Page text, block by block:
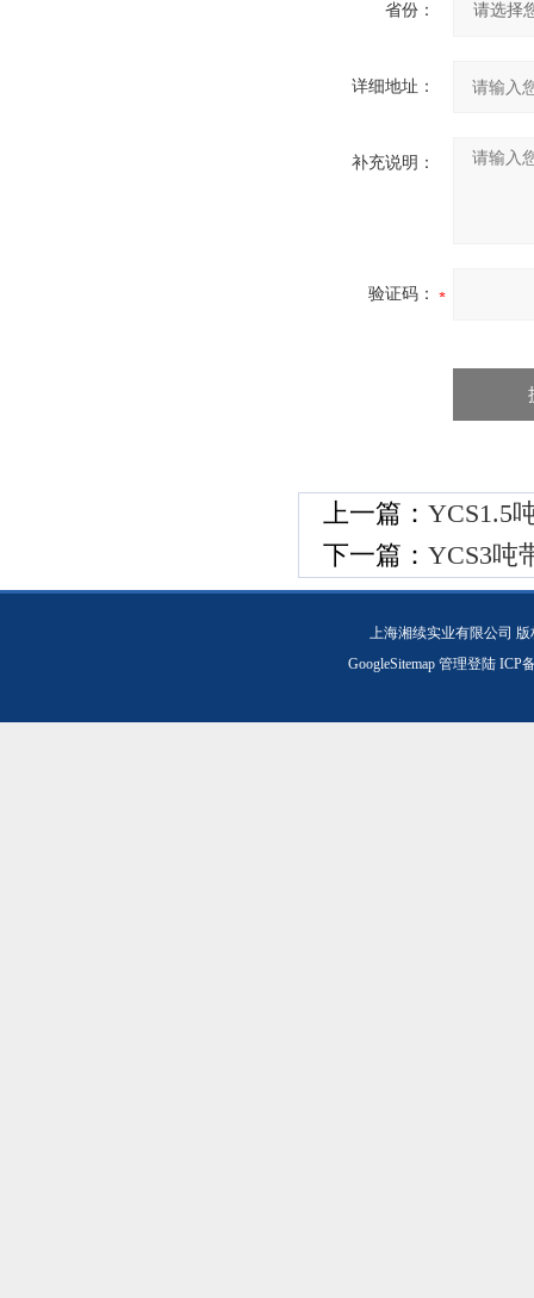
省份：
详细地址：
补充说明：
验证码：
上一篇： YCS1.5
下一篇： YCS3吨
上海湘续实业有限公司
GoogleSitemap 管理登陆ICP